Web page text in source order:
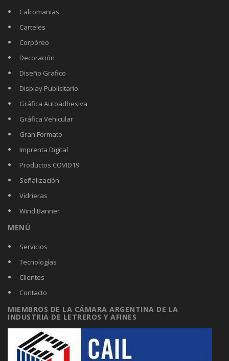
Calcomanias
Carteles
Corpóreo
Decoración
Diseño Grafico
Display Publicitario
Gráfica Autoadhesiva
Gráfica Vehicular
Gran Formato
Imprenta Digital
Productos COVID19
Señalización
Vidrieras
Wind Banner
MENÚ
Servicios
Tecnologías
Clientes
Contacto
MIEMBROS DE LA CÁMARA ARGENTINA DE LA
INDUSTRIA DE LETREROS Y AFINES